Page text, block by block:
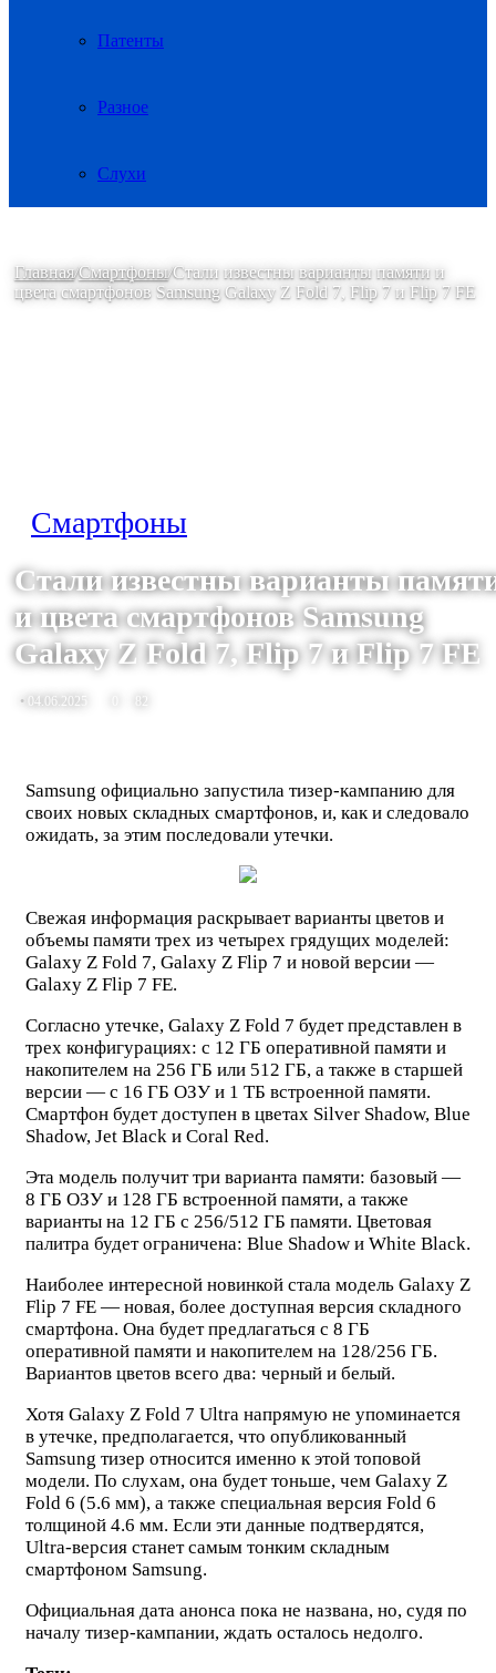
Патенты
Разное
Слухи
Главная/Смартфоны/Стали известны варианты памяти и
цвета смартфонов Samsung Galaxy Z Fold 7, Flip 7 и Flip 7 FE
Смартфоны
Стали известны варианты
и цвета смартфонов Samsung
Galaxy Z Fold 7, Flip 7 и Flip 7 FE
04.06.2025 82
Samsung официально запустила тизер-кампанию для
своих новых складных смартфонов, и, как и следовало
ожидать, за этим последовали утечки.
Свежая информация раскрывает варианты цветов и
объемы памяти трех из четырех грядущих моделей:
Galaxy Z Fold 7, Galaxy Z Flip 7 и новой версии —
Galaxy Z Flip 7 FE.
Согласно утечке, Galaxy Z Fold 7 будет представлен в
трех конфигурациях: с 12 ГБ оперативной памяти и
накопителем на 256 ГБ или 512 ГБ, а также в старшей
версии — с 16 ГБ ОЗУ и 1 ТБ встроенной памяти.
Смартфон будет доступен в цветах Silver Shadow, Blue
Shadow, Jet Black и Coral Red.
Эта модель получит три варианта памяти: базовый —
8 ГБ ОЗУ и 128 ГБ встроенной памяти, а также
варианты на 12 ГБ с 256/512 ГБ памяти. Цветовая
палитра будет ограничена: Blue Shadow и White Black.
Наиболее интересной новинкой стала модель Galaxy Z
Flip 7 FE — новая, более доступная версия складного
смартфона. Она будет предлагаться с 8 ГБ
оперативной памяти и накопителем на 128/256 ГБ.
Вариантов цветов всего два: черный и белый.
Хотя Galaxy Z Fold 7 Ultra напрямую не упоминается
в утечке, предполагается, что опубликованный
Samsung тизер относится именно к этой топовой
модели. По слухам, она будет тоньше, чем Galaxy Z
Fold 6 (5.6 мм), а также специальная версия Fold 6
толщиной 4.6 мм. Если эти данные подтвердятся,
Ultra-версия станет самым тонким складным
смартфоном Samsung.
Официальная дата анонса пока не названа, но, судя по
началу тизер-кампании, ждать осталось недолго.